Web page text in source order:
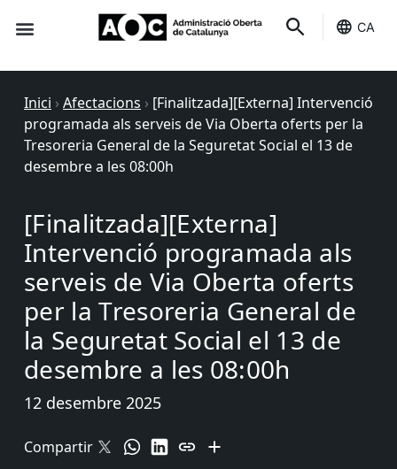
CA
Inici › Afectacions › [Finalitzada][Externa] Intervenció
programada als serveis de Via Oberta oferts per la
Tresoreria General de la Seguretat Social el 13 de
desembre a les 08:00h
[Finalitzada][Externa]
Intervenció programada als
serveis de Via Oberta oferts
per la Tresoreria General de
la Seguretat Social el 13 de
desembre a les 08:00h
12 desembre 2025
Compartir